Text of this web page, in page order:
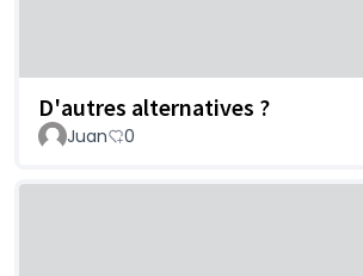
D'autres alternatives ?
Juan 0